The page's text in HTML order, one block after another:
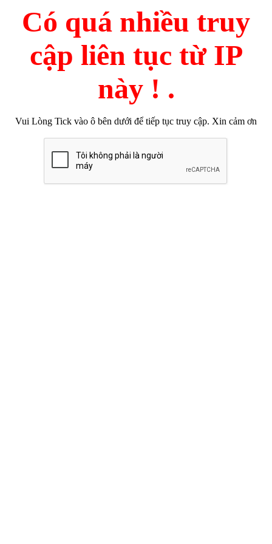
Có quá nhiều truy
cập liên tục từ IP
này ! .
Vui Lòng Tick vào ô bên dưới để tiếp tục truy cập. Xin cảm ơn